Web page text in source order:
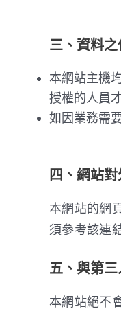
三、資料
本網站主機
授權的人員
如因業務需
四、網站
本網站的網
須參考該連
五、與第
本網站絕不